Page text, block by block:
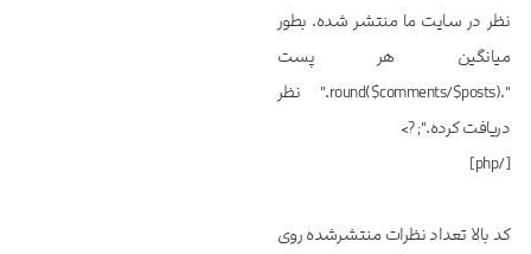
نظر در سایت ما منتشر شده. بطور
میانگین هر پست
".round($comments/$posts)." نظر
دریافت کرده."; ?>
[/php]
کد بالا تعداد نظرات منتشرشده روی